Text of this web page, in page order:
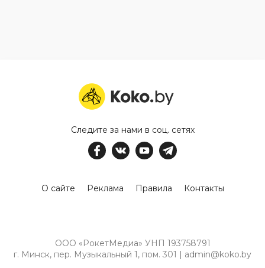
Следите за нами в соц. сетях
О сайте Реклама Правила Контакты
ООО «РокетМедиа» УНП 193758791
г. Минск, пер. Музыкальный 1, пом. 301 | admin@koko.by